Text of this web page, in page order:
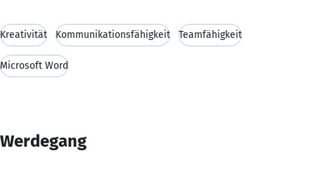
Kreativität Kommunikationsfähigkeit Teamfähigkeit
Microsoft Word
Werdegang